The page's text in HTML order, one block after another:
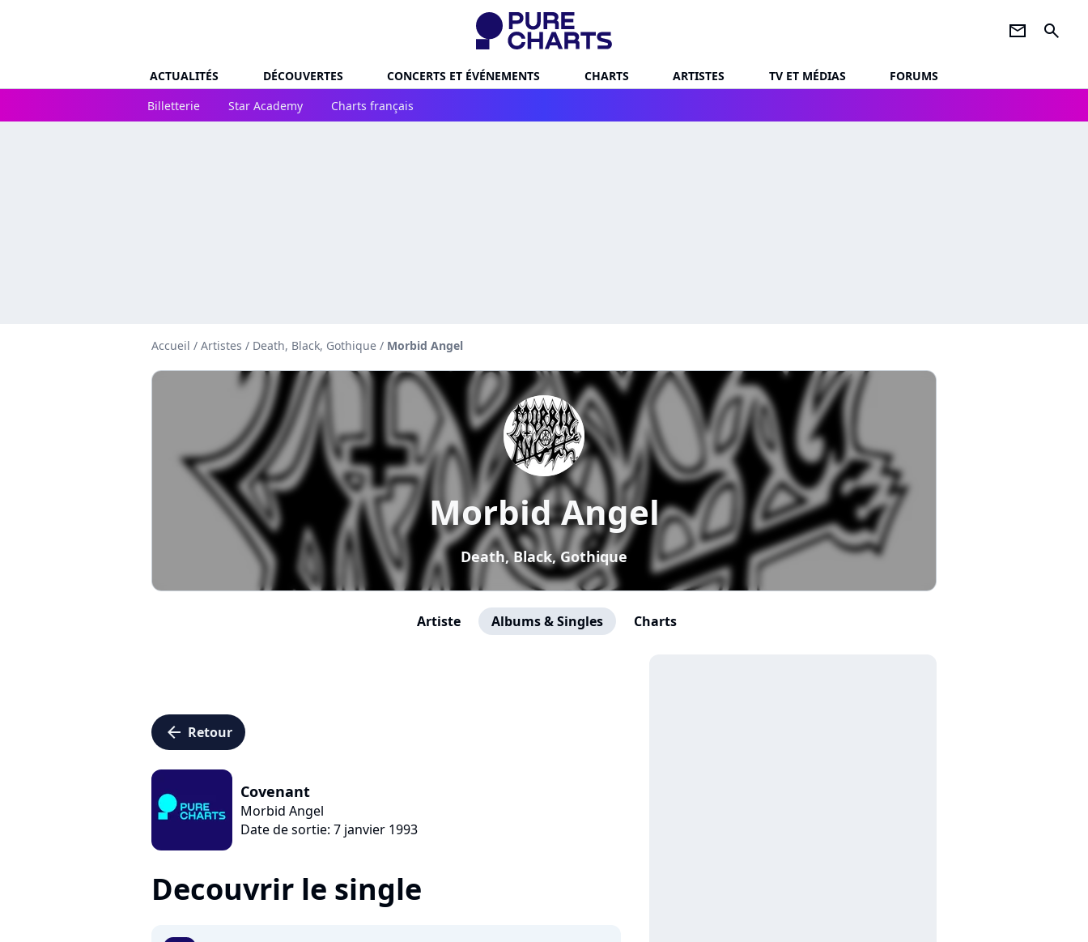
newsletter search
ACTUALITÉS DÉCOUVERTES CONCERTS ET ÉVÉNEMENTS CHARTS ARTISTES TV ET MÉDIAS
FORUMS
Billetterie
Star Academy Charts français
Accueil / Artistes / Death, Black, Gothique / Morbid Angel
Morbid Angel
Death, Black, Gothique
Artiste Albums & Singles Charts
arrow_left Retour
Covenant
Morbid Angel
Date de sortie: 7 janvier 1993
Decouvrir le single